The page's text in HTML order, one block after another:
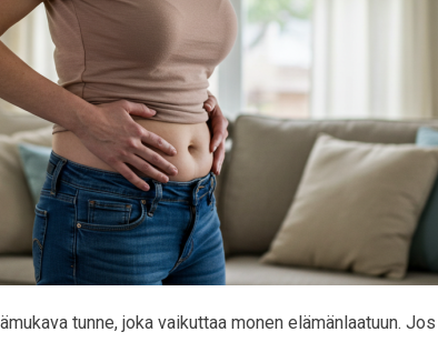
tunne, joka vaikuttaa monen elämänlaatuun.